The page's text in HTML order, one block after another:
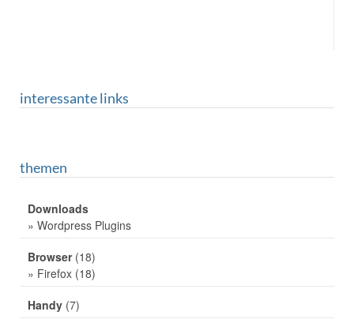
interessante links
themen
Downloads
» Wordpress Plugins
Browser(18)
» Firefox (18)
Handy (7)